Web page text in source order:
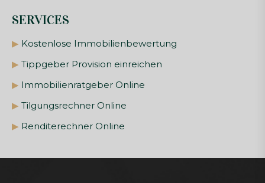
SERVICES
▶ Kostenlose Immobilienbewertung
▶ Tippgeber Provision einreichen
▶ Immobilienratgeber Online
▶ Tilgungsrechner Online
▶ Renditerechner Online